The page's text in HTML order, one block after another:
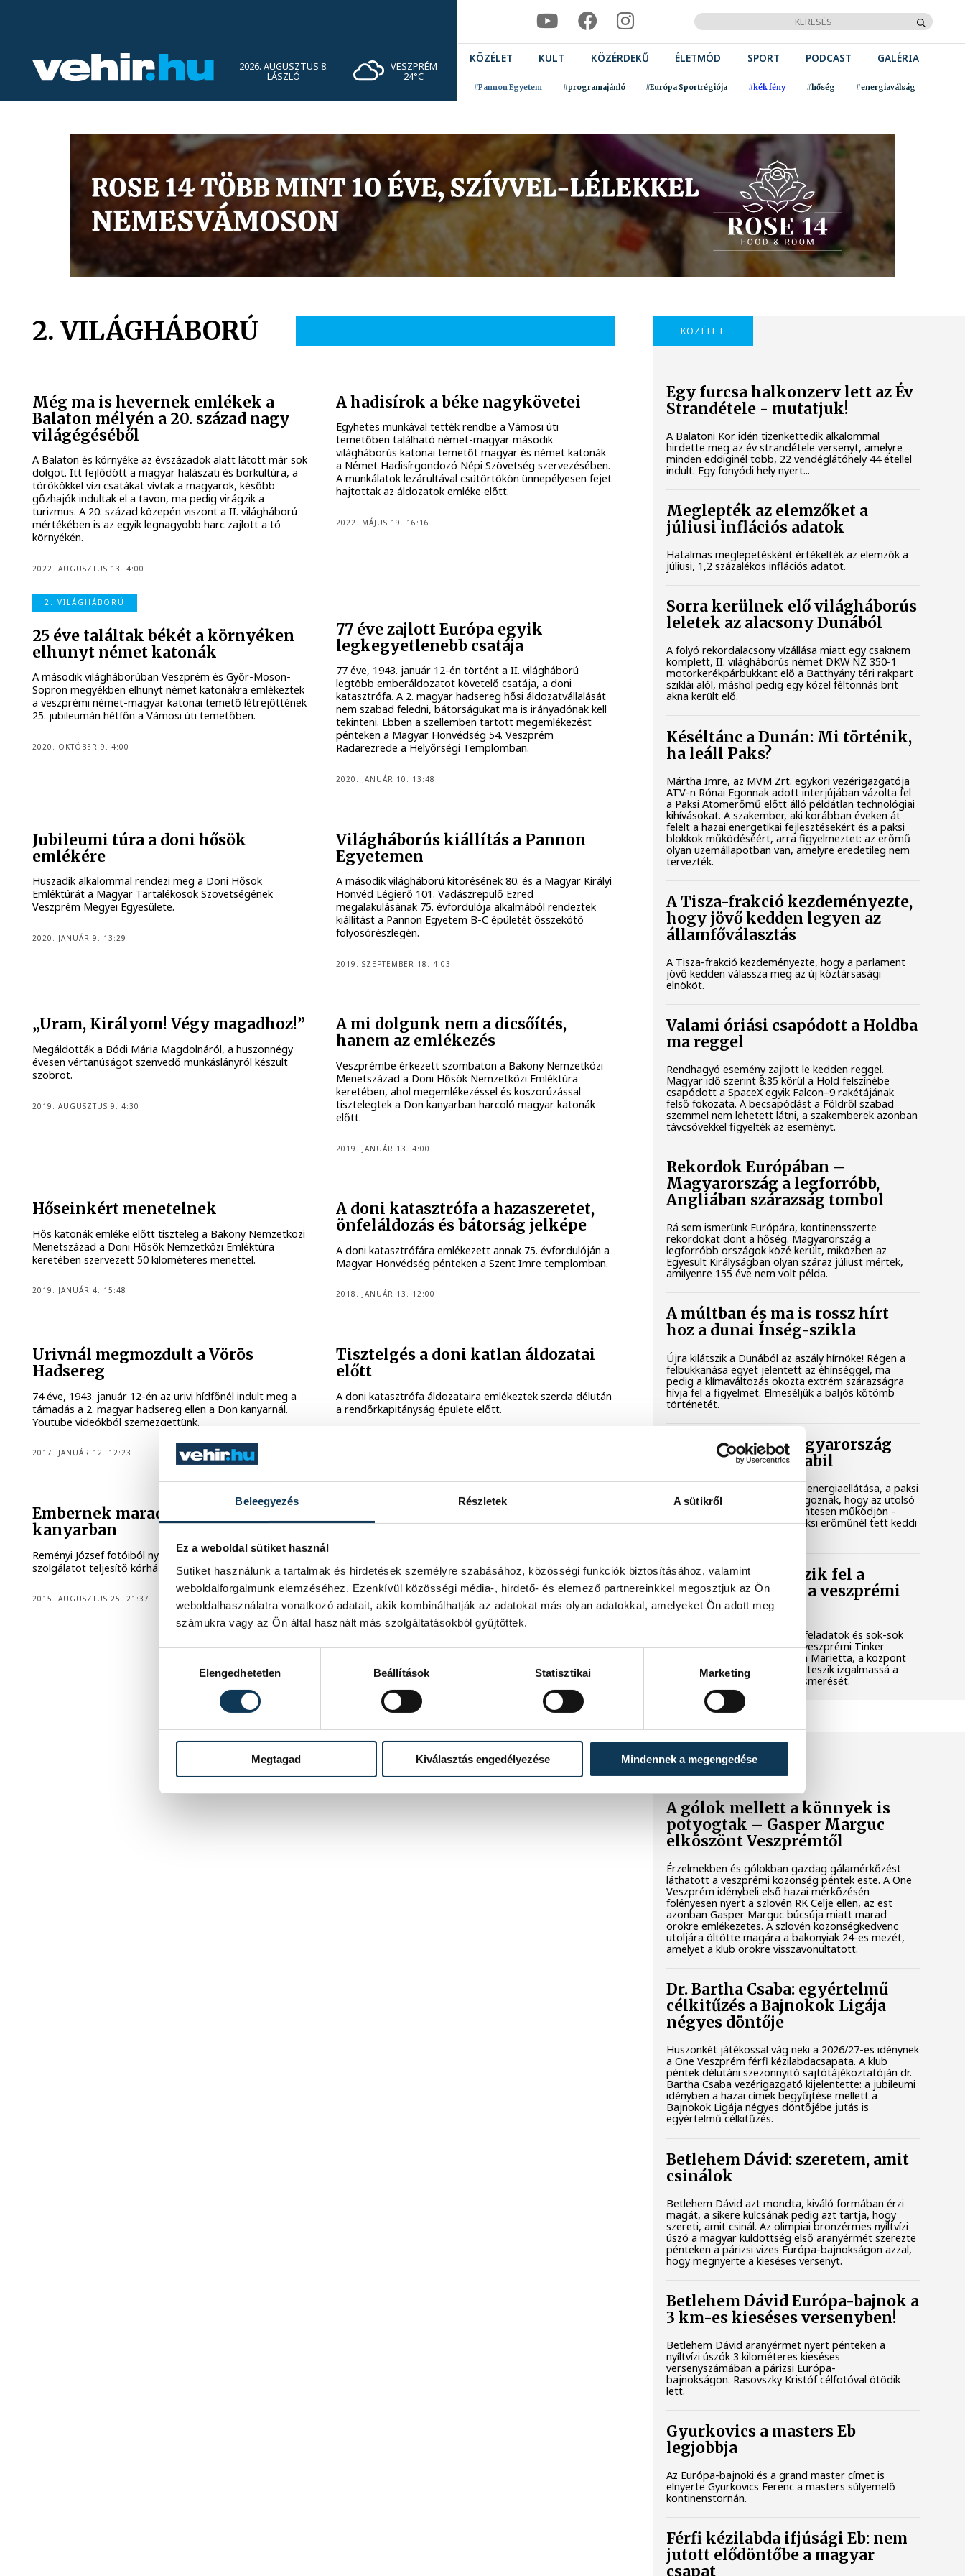
Beleegyezés Részletek A sütikről
Ez a weboldal sütiket használ
Sütiket használunk a tartalmak és hirdetések személyre szabásához, közösségi funkciók biztosításához, valamint
weboldalforgalmunk elemzéséhez. Ezenkívül közösségi média-, hirdető- és elemező partnereinkkel megosztjuk az Ön
weboldalhasználatra vonatkozó adatait, akik kombinálhatják az adatokat más olyan adatokkal, amelyeket Ön adott meg
számukra vagy az Ön által használt más szolgáltatásokból gyűjtöttek.
Elengedhetetlen
Beállítások Statisztikai Marketing
Megtagad Kiválasztás engedélyezése Mindennek a megengedése
2026. AUGUSZTUS 8.
LÁSZLÓ
VESZPRÉM
24°C
KÖZÉLET KULT KÖZÉRDEKŰ ÉLETMÓD SPORT PODCAST GALÉRIA
#Pannon Egyetem #programajánló #Európa Sportrégiója #kék fény #hőség #energiaválság
2. VILÁGHÁBORÚ
Még ma is hevernek emlékek a
Balaton mélyén a 20. század nagy
világégéséből
A Balaton és környéke az évszázadok alatt látott már sok
dolgot. Itt fejlődött a magyar halászati és borkultúra, a
törökökkel vízi csatákat vívtak a magyarok, később
gőzhajók indultak el a tavon, ma pedig virágzik a
turizmus. A 20. század közepén viszont a II. világháború
mértékében is az egyik legnagyobb harc zajlott a tó
környékén.
2022. AUGUSZTUS 13. 4:00
A hadisírok a béke nagykövetei
Egyhetes munkával tették rendbe a Vámosi úti
temetőben található német-magyar második
világháborús katonai temetőt magyar és német katonák
a Német Hadisírgondozó Népi Szövetség szervezésében.
A munkálatok lezárultával csütörtökön ünnepélyesen fejet
hajtottak az áldozatok emléke előtt.
2022. MÁJUS 19. 16:16
2. VILÁGHÁBORÚ
25 éve találtak békét a környéken
elhunyt német katonák
A második világháborúban Veszprém és Győr-Moson-
Sopron megyékben elhunyt német katonákra emlékeztek
a veszprémi német-magyar katonai temető létrejöttének
25. jubileumán hétfőn a Vámosi úti temetőben.
2020. OKTÓBER 9. 4:00
77 éve zajlott Európa egyik
legkegyetlenebb csatája
77 éve, 1943. január 12-én történt a II. világháború
legtöbb emberáldozatot követelő csatája, a doni
katasztrófa. A 2. magyar hadsereg hősi áldozatvállalását
nem szabad feledni, bátorságukat ma is irányadónak kell
tekinteni. Ebben a szellemben tartott megemlékezést
pénteken a Magyar Honvédség 54. Veszprém
Radarezrede a Helyőrségi Templomban.
2020. JANUÁR 10. 13:48
Jubileumi túra a doni hősök
emlékére
Huszadik alkalommal rendezi meg a Doni Hősök
Emléktúrát a Magyar Tartalékosok Szövetségének
Veszprém Megyei Egyesülete.
2020. JANUÁR 9. 13:29
Világháborús kiállítás a Pannon
Egyetemen
A második világháború kitörésének 80. és a Magyar Királyi
Honvéd Légierő 101. Vadászrepülő Ezred
megalakulásának 75. évfordulója alkalmából rendeztek
kiállítást a Pannon Egyetem B-C épületét összekötő
folyosórészlegén.
2019. SZEPTEMBER 18. 4:03
„Uram, Királyom! Végy magadhoz!”
Megáldották a Bódi Mária Magdolnáról, a huszonnégy
évesen vértanúságot szenvedő munkáslányról készült
szobrot.
2019. AUGUSZTUS 9. 4:30
A mi dolgunk nem a dicsőítés,
hanem az emlékezés
Veszprémbe érkezett szombaton a Bakony Nemzetközi
Menetszázad a Doni Hősök Nemzetközi Emléktúra
keretében, ahol megemlékezéssel és koszorúzással
tisztelegtek a Don kanyarban harcoló magyar katonák
előtt.
2019. JANUÁR 13. 4:00
Hőseinkért menetelnek
Hős katonák emléke előtt tiszteleg a Bakony Nemzetközi
Menetszázad a Doni Hősök Nemzetközi Emléktúra
keretében szervezett 50 kilométeres menettel.
2019. JANUÁR 4. 15:48
A doni katasztrófa a hazaszeretet,
önfeláldozás és bátorság jelképe
A doni katasztrófára emlékezett annak 75. évfordulóján a
Magyar Honvédség pénteken a Szent Imre templomban.
2018. JANUÁR 13. 12:00
Urivnál megmozdult a Vörös
Hadsereg
74 éve, 1943. január 12-én az urivi hídfőnél indult meg a
támadás a 2. magyar hadsereg ellen a Don kanyarnál.
Youtube videókból szemezgettünk.
2017. JANUÁR 12. 12:23
Tisztelgés a doni katlan áldozatai
előtt
A doni katasztrófa áldozataira emlékeztek szerda délután
a rendőrkapitányság épülete előtt.
Embernek maradni a Don-
kanyarban
Reményi József fotóiból nyílt kiállítás a Don-kanyarban
szolgálatot teljesítő kórházvonatokról kedd délután.
2015. AUGUSZTUS 25. 21:37
hőseire emlékezünk.
2014. JANUÁR 8. 17:28
KÖZÉLET
Egy furcsa halkonzerv lett az Év
Strandétele - mutatjuk!
A Balatoni Kör idén tizenkettedik alkalommal
hirdette meg az év strandétele versenyt, amelyre
minden eddiginél több, 22 vendéglátóhely 44 étellel
indult. Egy fonyódi hely nyert...
Meglepték az elemzőket a
júliusi inflációs adatok
Hatalmas meglepetésként értékelték az elemzők a
júliusi, 1,2 százalékos inflációs adatot.
Sorra kerülnek elő világháborús
leletek az alacsony Dunából
A folyó rekordalacsony vízállása miatt egy csaknem
komplett, II. világháborús német DKW NZ 350-1
motorkerékpárbukkant elő a Batthyány téri rakpart
sziklái alól, máshol pedig egy közel féltonnás brit
akna került elő.
Késéltánc a Dunán: Mi történik,
ha leáll Paks?
Mártha Imre, az MVM Zrt. egykori vezérigazgatója
ATV-n Rónai Egonnak adott interjújában vázolta fel
a Paksi Atomerőmű előtt álló példátlan technológiai
kihívásokat. A szakember, aki korábban éveken át
felelt a hazai energetikai fejlesztésekért és a paksi
blokkok működéséért, arra figyelmeztet: az erőmű
olyan üzemállapotban van, amelyre eredetileg nem
tervezték.
A Tisza-frakció kezdeményezte,
hogy jövő kedden legyen az
államfőválasztás
A Tisza-frakció kezdeményezte, hogy a parlament
jövő kedden válassza meg az új köztársasági
elnököt.
Valami óriási csapódott a Holdba
ma reggel
Rendhagyó esemény zajlott le kedden reggel.
Magyar idő szerint 8:35 körül a Hold felszínébe
csapódott a SpaceX egyik Falcon–9 rakétájának
felső fokozata. A becsapódást a Földről szabad
szemmel nem lehetett látni, a szakemberek azonban
távcsövekkel figyelték az eseményt.
Rekordok Európában –
Magyarország a legforróbb,
Angliában szárazság tombol
Rá sem ismerünk Európára, kontinensszerte
rekordokat dönt a hőség. Magyarország a
legforróbb országok közé került, miközben az
Egyesült Királyságban olyan száraz júliust mértek,
amilyenre 155 éve nem volt példa.
A múltban és ma is rossz hírt
hoz a dunai Ínség-szikla
Újra kilátszik a Dunából az aszály hírnöke! Régen a
felbukkanása egyet jelentett az éhínséggel, ma
pedig a klímaváltozás okozta extrém szárazságra
hívja fel a figyelmet. Elmeséljük a baljós kőtömb
történetét.
Magyar Péter: Magyarország
energiaellátása stabil
Jelenleg stabil Magyarország energiaellátása, a paksi
erőmű munkatársai azon dolgoznak, hogy az utolsó
még termelő turbina hibamentesen működjön -
közölte a miniszterelnök a paksi erőműnél tett keddi
Játék közben fedezik fel a
tudomány világát a veszprémi
gyerekek
Látványos kísérletek, kreatív feladatok és sok-sok
élmény várja a gyerekeket a veszprémi Tinker
Labsben. Videónkban Balassa Marietta, a központ
vezetője mutatja be, hogyan teszik izgalmassá a
természettudományok megismerését.
A gólok mellett a könnyek is
potyogtak – Gasper Marguc
elköszönt Veszprémtől
Érzelmekben és gólokban gazdag gálamérkőzést
láthatott a veszprémi közönség péntek este. A One
Veszprém idénybeli első hazai mérkőzésén
fölényesen nyert a szlovén RK Celje ellen, az est
azonban Gasper Marguc búcsúja miatt marad
örökre emlékezetes. A szlovén közönségkedvenc
utoljára öltötte magára a bakonyiak 24-es mezét,
amelyet a klub örökre visszavonultatott.
Dr. Bartha Csaba: egyértelmű
célkitűzés a Bajnokok Ligája
négyes döntője
Huszonkét játékossal vág neki a 2026/27-es idénynek
a One Veszprém férfi kézilabdacsapata. A klub
péntek délutáni szezonnyitó sajtótájékoztatóján dr.
Bartha Csaba vezérigazgató kijelentette: a jubileumi
idényben a hazai címek begyűjtése mellett a
Bajnokok Ligája négyes döntőjébe jutás is
egyértelmű célkitűzés.
Betlehem Dávid: szeretem, amit
csinálok
Betlehem Dávid azt mondta, kiváló formában érzi
magát, a sikere kulcsának pedig azt tartja, hogy
szereti, amit csinál. Az olimpiai bronzérmes nyíltvízi
úszó a magyar küldöttség első aranyérmét szerezte
pénteken a párizsi vizes Európa-bajnokságon azzal,
hogy megnyerte a kieséses versenyt.
Betlehem Dávid Európa-bajnok a
3 km-es kieséses versenyben!
Betlehem Dávid aranyérmet nyert pénteken a
nyíltvízi úszók 3 kilométeres kieséses
versenyszámában a párizsi Európa-
bajnokságon. Rasovszky Kristóf célfotóval ötödik
lett.
Gyurkovics a masters Eb
legjobbja
Az Európa-bajnoki és a grand master címet is
elnyerte Gyurkovics Ferenc a masters súlyemelő
kontinenstornán.
Férfi kézilabda ifjúsági Eb: nem
jutott elődöntőbe a magyar
csapat